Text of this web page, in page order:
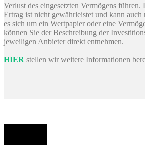
Verlust des eingesetzten Vermögens
Ertrag ist nicht gewährleistet und kann
es sich um ein Wertpapier oder eine
können Sie der Beschreibung der
jeweiligen Anbieter direkt entnehmen.
HIER stellen wir weitere Informationen